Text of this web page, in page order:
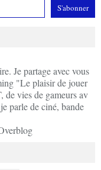
Je partage avec vous
"Le plaisir de jouer
de vies de gameurs av
parle de ciné, bande